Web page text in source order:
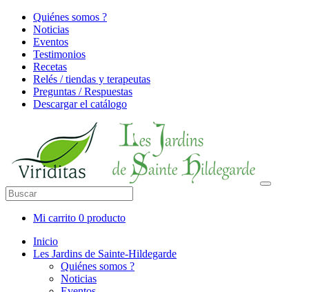
Quiénes somos ?
Noticias
Eventos
Testimonios
Recetas
Relés / tiendas y terapeutas
Preguntas / Respuestas
Descargar el catálogo
Mi carrito 0 producto
Inicio
Les Jardins de Sainte-Hildegarde
Quiénes somos ?
Noticias